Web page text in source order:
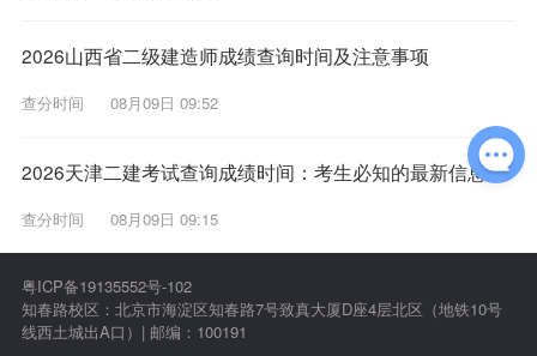
2026山西省二级建造师成绩查询时间及注意事项
查分时间 08月09日 09:52
2026天津二建考试查询成绩时间：考生必知的最新信息
查分时间 08月09日 09:15
粤ICP备19135552号-102
知春路校区：北京市海淀区知春路7号致真大厦D座4层北区（地铁10号
线西土城出A口）| 邮编：100191